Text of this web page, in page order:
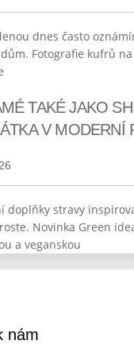
dnes často
Fotografie kufrů
TAKÉ JAKO
V MODERNÍ
doplňky stravy
Novinka Green
a veganskou
nám